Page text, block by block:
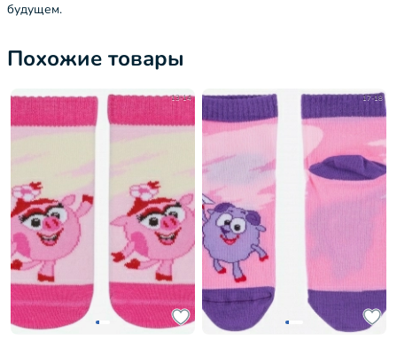
будущем.
Похожие товары
13-14 17-18